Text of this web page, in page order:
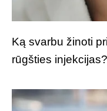
Ką svarbu žinoti
rūgšties injekcijas?